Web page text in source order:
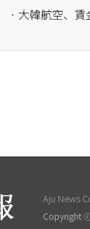
· 大韓航空、
Aju News
Copyright